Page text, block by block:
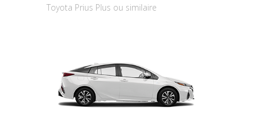
Toyota Prius Plus ou similaire